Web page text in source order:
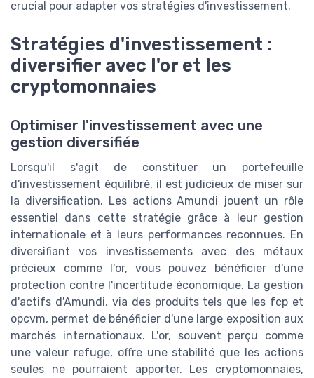
crucial pour adapter vos stratégies d'investissement.
Stratégies d'investissement :
diversifier avec l'or et les
cryptomonnaies
Optimiser l'investissement avec une
gestion diversifiée
Lorsqu'il s'agit de constituer un portefeuille
d'investissement équilibré, il est judicieux de miser sur
la diversification. Les actions Amundi jouent un rôle
essentiel dans cette stratégie grâce à leur gestion
internationale et à leurs performances reconnues. En
diversifiant vos investissements avec des métaux
précieux comme l'or, vous pouvez bénéficier d'une
protection contre l'incertitude économique. La gestion
d'actifs d'Amundi, via des produits tels que les fcp et
opcvm, permet de bénéficier d'une large exposition aux
marchés internationaux. L'or, souvent perçu comme
une valeur refuge, offre une stabilité que les actions
seules ne pourraient apporter. Les cryptomonnaies,